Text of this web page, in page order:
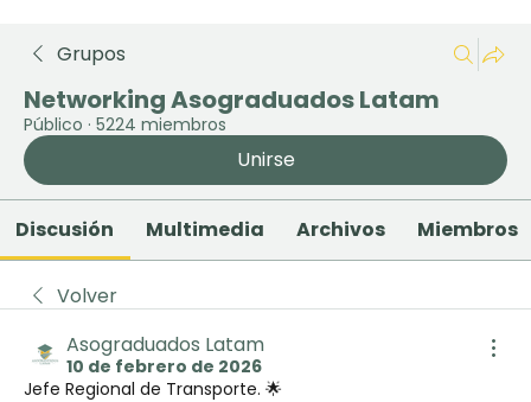
Grupos
Networking Asograduados Latam
Público · 5224 miembros
Unirse
Discusión Multimedia Archivos Miembros
Volver
Asograduados Latam
10 de febrero de 2026
Jefe Regional de Transporte. 🌟